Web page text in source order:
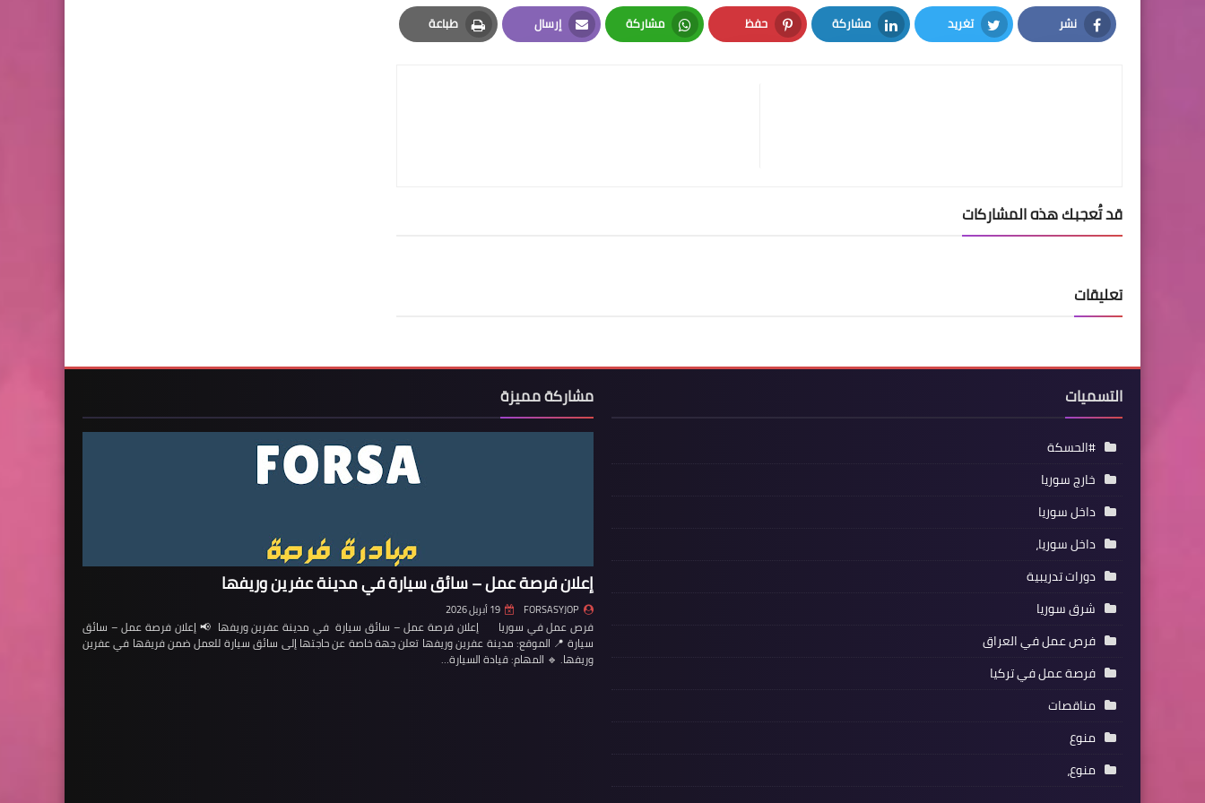
نشر
Facebook
تغريد
Twitter
مشاركة
LinkedIn
حفظ
Pinterest
مشاركة
Whatsapp
إرسال
Email
طباعة
Print
قد تُعجبك هذه المشاركات
تعليقات
التسميات
#الحسكة
خارج سوريا
داخل سوريا
داخل سوريا،
دورات تدريبية
شرق سوريا
فرص عمل في العراق
فرصة عمل في تركيا
مناقصات
منوع
منوع،
مشاركة مميزة
إعلان فرصة عمل – سائق سيارة في مدينة عفرين وريفها
FORSASYJOP 19 أبريل 2026
فرص عمل في سوريا إعلان فرصة عمل – سائق سيارة في مدينة عفرين وريفها 📢 إعلان فرصة عمل – سائق
سيارة 📍 الموقع: مدينة عفرين وريفها تعلن جهة خاصة عن حاجتها إلى سائق سيارة للعمل ضمن فريقها في عفرين
وريفها. 🔹 المهام: قيادة السيارة…